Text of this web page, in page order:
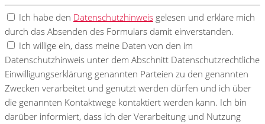
Ich habe den Datenschutzhinweis gelesen und erkläre mich
durch das Absenden des Formulars damit einverstanden.
Ich willige ein, dass meine Daten von den im
Datenschutzhinweis unter dem Abschnitt Datenschutzrechtliche
Einwilligungserklärung genannten Parteien zu den genannten
Zwecken verarbeitet und genutzt werden dürfen und ich über
die genannten Kontaktwege kontaktiert werden kann. Ich bin
darüber informiert, dass ich der Verarbeitung und Nutzung